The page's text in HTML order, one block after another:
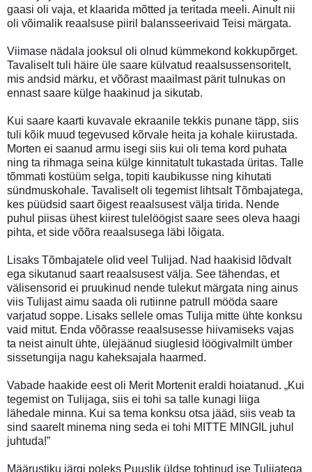
gaasi oli vaja, et klaarida mõtted ja teritada meeli. Ainult nii
oli võimalik reaalsuse piiril balansseerivaid Teisi märgata.
Viimase nädala jooksul oli olnud kümmekond kokkupõrget.
Tavaliselt tuli häire üle saare külvatud reaalsussensoritelt,
mis andsid märku, et võõrast maailmast pärit tulnukas on
ennast saare külge haakinud ja sikutab.
Kui saare kaarti kuvavale ekraanile tekkis punane täpp, siis
tuli kõik muud tegevused kõrvale heita ja kohale kiirustada.
Morten ei saanud armu isegi siis kui oli tema kord puhata
ning ta rihmaga seina külge kinnitatult tukastada üritas. Talle
tõmmati kostüüm selga, topiti kaubikusse ning kihutati
sündmuskohale. Tavaliselt oli tegemist lihtsalt Tõmbajatega,
kes püüdsid saart õigest reaalsusest välja tirida. Nende
puhul piisas ühest kiirest tulelöögist saare sees oleva haagi
pihta, et side võõra reaalsusega läbi lõigata.
Lisaks Tõmbajatele olid veel Tulijad. Nad haakisid lõdvalt
ega sikutanud saart reaalsusest välja. See tähendas, et
välisensorid ei pruukinud nende tulekut märgata ning ainus
viis Tulijast aimu saada oli rutiinne patrull mööda saare
varjatud soppe. Lisaks sellele omas Tulija mitte ühte konksu
vaid mitut. Enda võõrasse reaalsusesse hiivamiseks vajas
ta neist ainult ühte, ülejäänud siuglesid löögivalmilt ümber
sissetungija nagu kaheksajala haarmed.
Vabade haakide eest oli Merit Mortenit eraldi hoiatanud. „Kui
tegemist on Tulijaga, siis ei tohi sa talle kunagi liiga
lähedale minna. Kui sa tema konksu otsa jääd, siis veab ta
sind saarelt minema ning seda ei tohi MITTE MINGIL juhul
juhtuda!”
Määrustiku järgi poleks Puuslik üldse tohtinud ise Tulijatega